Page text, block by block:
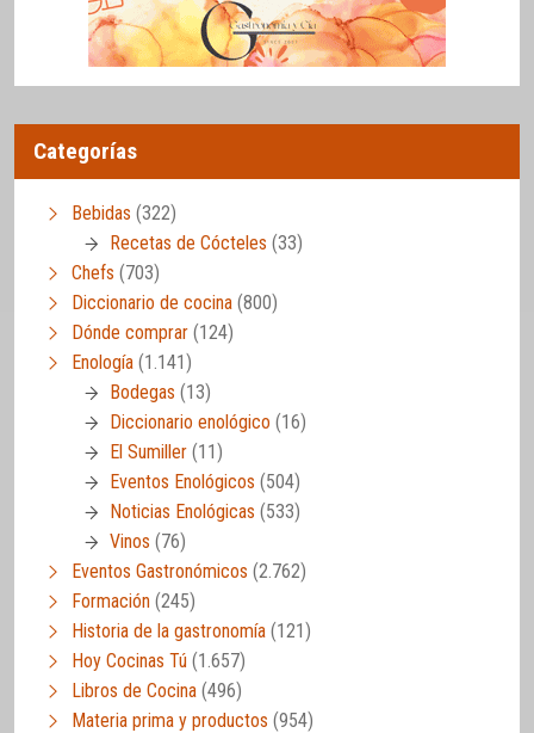
Categorías
Bebidas (322)
Recetas de Cócteles (33)
Chefs (703)
Diccionario de cocina (800)
Dónde comprar (124)
Enología (1.141)
Bodegas (13)
Diccionario enológico (16)
El Sumiller (11)
Eventos Enológicos (504)
Noticias Enológicas (533)
Vinos (76)
Eventos Gastronómicos (2.762)
Formación (245)
Historia de la gastronomía (121)
Hoy Cocinas Tú (1.657)
Libros de Cocina (496)
Materia prima y productos (954)